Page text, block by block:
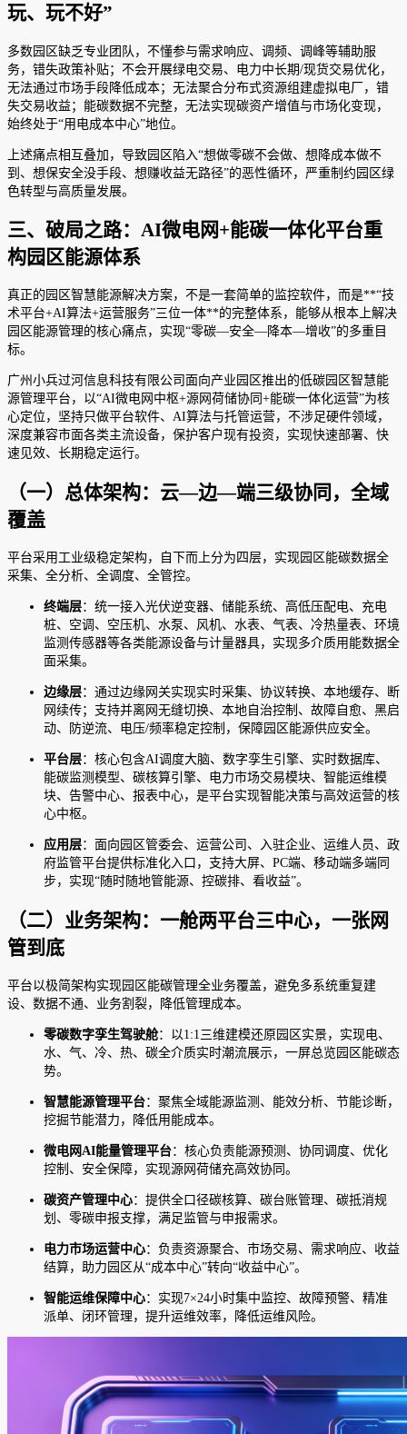
玩、玩不好”
多数园区缺乏专业团队，不懂参与需求响应、调频、调峰等辅助服
务，错失政策补贴；不会开展绿电交易、电力中长期/现货交易优化，
无法通过市场手段降低成本；无法聚合分布式资源组建虚拟电厂，错
失交易收益；能碳数据不完整，无法实现碳资产增值与市场化变现，
始终处于“用电成本中心”地位。
上述痛点相互叠加，导致园区陷入“想做零碳不会做、想降成本做不
到、想保安全没手段、想赚收益无路径”的恶性循环，严重制约园区绿
色转型与高质量发展。
三、破局之路：AI微电网+能碳一体化平台重
构园区能源体系
真正的园区智慧能源解决方案，不是一套简单的监控软件，而是**“技
术平台+AI算法+运营服务”三位一体**的完整体系，能够从根本上解决
园区能源管理的核心痛点，实现“零碳—安全—降本—增收”的多重目
标。
广州小兵过河信息科技有限公司面向产业园区推出的低碳园区智慧能
源管理平台，以“AI微电网中枢+源网荷储协同+能碳一体化运营”为核
心定位，坚持只做平台软件、AI算法与托管运营，不涉足硬件领域，
深度兼容市面各类主流设备，保护客户现有投资，实现快速部署、快
速见效、长期稳定运行。
（一）总体架构：云—边—端三级协同，全域
覆盖
平台采用工业级稳定架构，自下而上分为四层，实现园区能碳数据全
采集、全分析、全调度、全管控。
终端层：统一接入光伏逆变器、储能系统、高低压配电、充电
桩、空调、空压机、水泵、风机、水表、气表、冷热量表、环境
监测传感器等各类能源设备与计量器具，实现多介质用能数据全
面采集。
边缘层：通过边缘网关实现实时采集、协议转换、本地缓存、断
网续传；支持并离网无缝切换、本地自治控制、故障自愈、黑启
动、防逆流、电压/频率稳定控制，保障园区能源供应安全。
平台层：核心包含AI调度大脑、数字孪生引擎、实时数据库、
能碳监测模型、碳核算引擎、电力市场交易模块、智能运维模
块、告警中心、报表中心，是平台实现智能决策与高效运营的核
心中枢。
应用层：面向园区管委会、运营公司、入驻企业、运维人员、政
府监管平台提供标准化入口，支持大屏、PC端、移动端多端同
步，实现“随时随地管能源、控碳排、看收益”。
（二）业务架构：一舱两平台三中心，一张网
管到底
平台以极简架构实现园区能碳管理全业务覆盖，避免多系统重复建
设、数据不通、业务割裂，降低管理成本。
零碳数字孪生驾驶舱：以1:1三维建模还原园区实景，实现电、
水、气、冷、热、碳全介质实时潮流展示，一屏总览园区能碳态
势。
智慧能源管理平台：聚焦全域能源监测、能效分析、节能诊断，
挖掘节能潜力，降低用能成本。
微电网AI能量管理平台：核心负责能源预测、协同调度、优化
控制、安全保障，实现源网荷储充高效协同。
碳资产管理中心：提供全口径碳核算、碳台账管理、碳抵消规
划、零碳申报支撑，满足监管与申报需求。
电力市场运营中心：负责资源聚合、市场交易、需求响应、收益
结算，助力园区从“成本中心”转向“收益中心”。
智能运维保障中心：实现7×24小时集中监控、故障预警、精准
派单、闭环管理，提升运维效率，降低运维风险。